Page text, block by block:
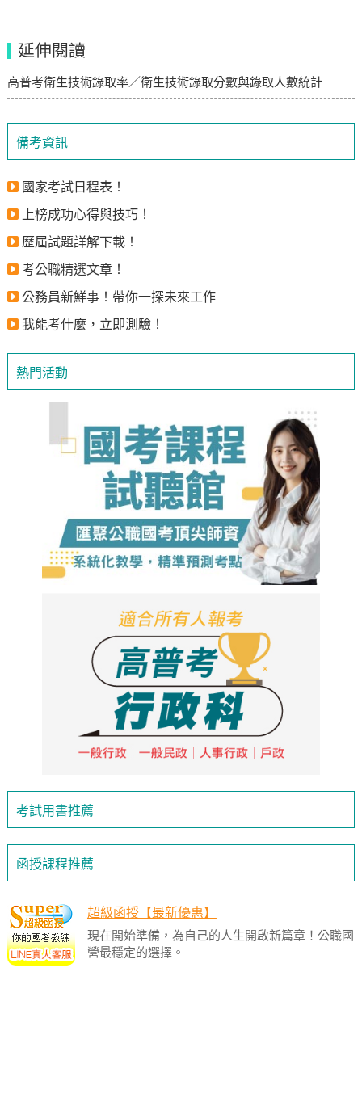
備考資訊
國家考試日程表！
上榜成功心得與技巧！
歷屆試題詳解下載！
考公職精選文章！
公務員新鮮事！帶你一探未來工作
我能考什麼，立即測驗！
熱門活動
考試用書推薦
函授課程推薦
超級函授【最新優惠】
現在開始準備，為自己的人生開啟新篇章！公職國
營最穩定的選擇。
延伸閱讀
高普考衛生技術錄取率／衛生技術錄取分數與錄取人數統計